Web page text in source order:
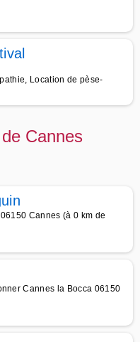
Location de pèse-
Cannes
Cannes (à 0 km de
Cannes la Bocca 06150